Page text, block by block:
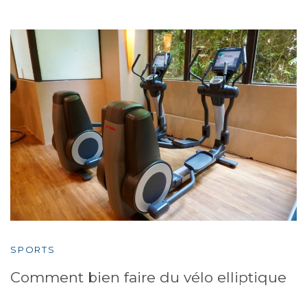
SPORTS
Comment bien faire du vélo elliptique